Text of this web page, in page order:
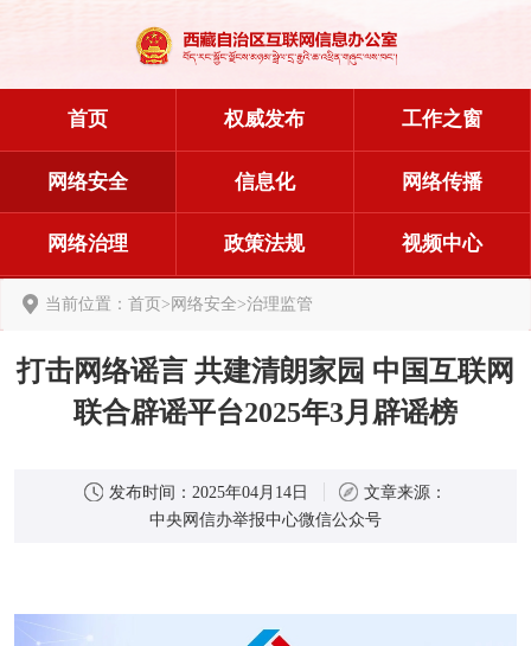
首页 权威发布 工作之窗
网络安全 信息化 网络传播
网络治理 政策法规 视频中心
当前位置： 首页>网络安全>治理监管
打击网络谣言 共建清朗家园 中国互联网
联合辟谣平台2025年3月辟谣榜
发布时间： 2025年04月14日
文章来源：
中央网信办举报中心微信公众号